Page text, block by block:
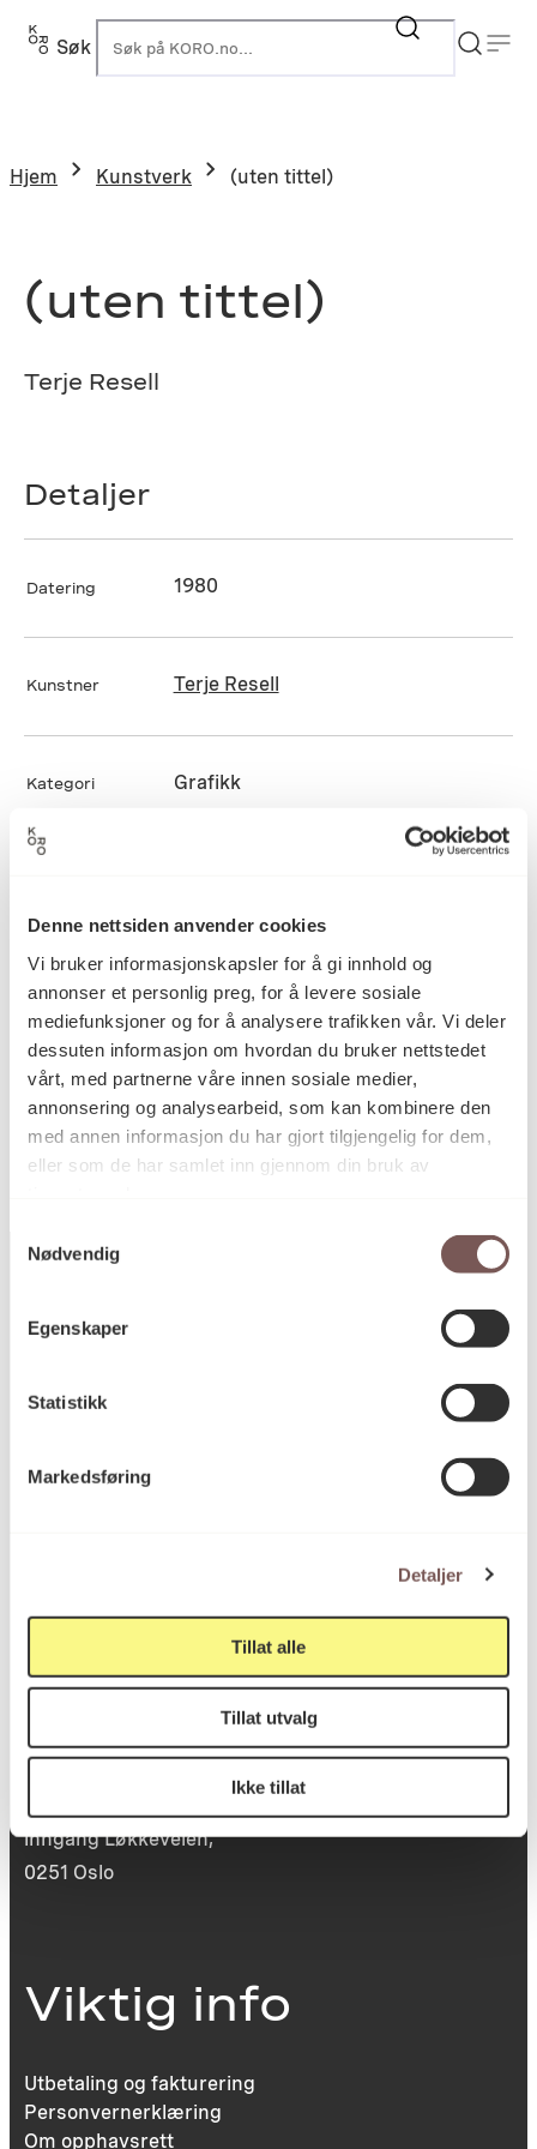
Denne nettsiden anvender cookies
Vi bruker informasjonskapsler for å gi innhold og
annonser et personlig preg, for å levere sosiale
mediefunksjoner og for å analysere trafikken vår. Vi deler
dessuten informasjon om hvordan du bruker nettstedet
vårt, med partnerne våre innen sosiale medier,
annonsering og analysearbeid, som kan kombinere den
med annen informasjon du har gjort tilgjengelig for dem,
eller som de har samlet inn gjennom din bruk av
Nødvendig
Egenskaper
Statistikk
Markedsføring
Detaljer
Tillat alle
Tillat utvalg
Ikke tillat
Hopp
Søk
Hjem Kunstverk (uten tittel)
(uten tittel)
Terje Resell
Detaljer
Datering 1980
Kunstner Terje Resell
Kategori Grafikk
Dybde: 0cm
Diameter: 0cm
Høyde: 0cm
Reference KORO.002825
Postadresse
St. Olavs plass
Besøksadresse
inngang Løkkeveien,
0251 Oslo
Viktig info
Utbetaling og fakturering
Personvernerklæring
Om opphavsrett